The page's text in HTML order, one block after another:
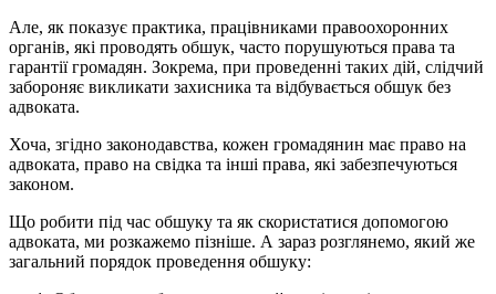
Але, як показує практика, працівниками правоохоронних
органів, які проводять обшук, часто порушуються права та
гарантії громадян. Зокрема, при проведенні таких дій, слідчий
забороняє викликати захисника та відбувається обшук без
адвоката.
Хоча, згідно законодавства, кожен громадянин має право на
адвоката, право на свідка та інші права, які забезпечуються
законом.
Що робити під час обшуку та як скористатися допомогою
адвоката, ми розкажемо пізніше. А зараз розглянемо, який же
загальний порядок проведення обшуку: